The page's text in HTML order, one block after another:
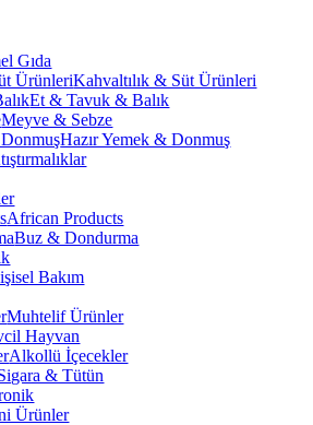
Gıda
Kahvaltılık & Süt Ürünleri
Et & Tavuk & Balık
Meyve & Sebze
Hazır Yemek & Donmuş
African Products
Buz & Dondurma
Bakım
Muhtelif Ürünler
Hayvan
Alkollü İçecekler
& Tütün
Ürünler